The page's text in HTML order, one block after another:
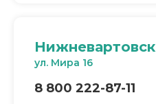
Нижневартовск
ул. Мира 16
8 800 222-87-11